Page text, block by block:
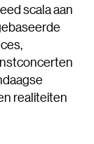
scala aan
realiteiten